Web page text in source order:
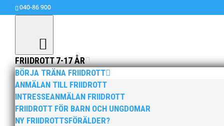
040-86 900
FRIIDROTT 7-17 ÅR
BÖRJA TRÄNA FRIIDROTT
ANMÄLAN TILL FRIIDROTT
INTRESSEANMÄLAN FRIIDROTT
FRIIDROTT FÖR BARN OCH UNGDOMAR
NY FRIIDROTTSFÖRÄLDER?
Majtävling 29 maj 2021
maj 31, 2021|